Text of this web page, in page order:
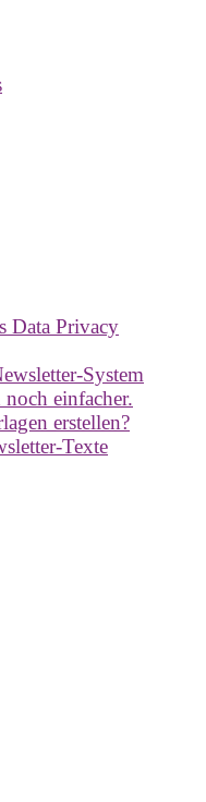
Data Privacy
System
einfacher.
erstellen?
Texte